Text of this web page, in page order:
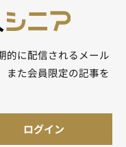
的に配信されるメール
また会員限定の記事を
ログイン